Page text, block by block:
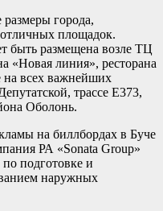
города,
площадок.
быть размещена возле ТЦ
«Новая линия», ресторана
всех важнейших
трассе Е373,
Оболонь.
на биллбордах в Буче
РА «Sonata Group»
подготовке и
наружных